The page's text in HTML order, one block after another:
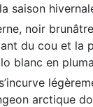
saison
noir
du cou et
blanc en
arctique